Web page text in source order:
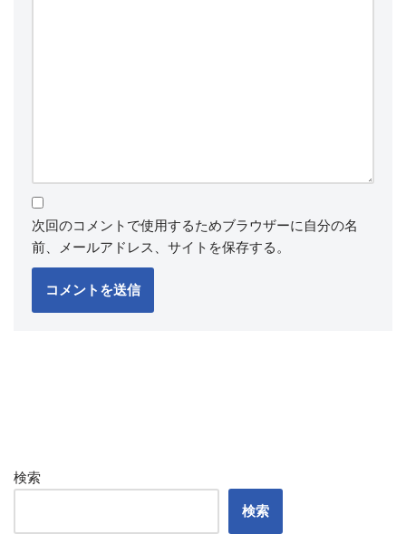
次回のコメントで使用するためブラウザーに自分の名
前、メールアドレス、サイトを保存する。
検索
検索